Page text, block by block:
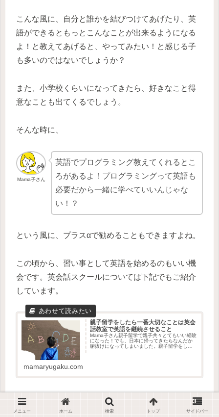
こんな風に、自分と誰かを結びつけてあげたり、英
語ができるともっとこんなことが出来るようになる
よ！と教えてあげると、やってみたい！と感じる子
も多いのではないでしょうか？
また、小学校くらいになってきたら、好きなこと得
意なことも出てくるでしょう。
そんな時に、
Mama子さん
英語でプログラミング教えてくれるとこ
ろがあるよ！プログラミングって英語も
必要だから一緒に学べていいんじゃな
い！？
という風に、プラスαで勧めることもできますよね。
この頃から、習い事として英語を始めるのもいい機
会です。英会話スクールについては下記でもご紹介
しています。
親子留学をしたら一番大切なことは英会
話教室で英語を継続させること
Mama子さん親子留学で親子共々とてもいい経験
になった！でも、日本に帰ってきたらなんだか
腑抜けになってしまいました。親子留学をした
mamaryugaku.com
また得意なことを活かして英語を学ぶことが出来る
スクールや教材はこちらです。
メニュー ホーム 検索 トップ サイドバー